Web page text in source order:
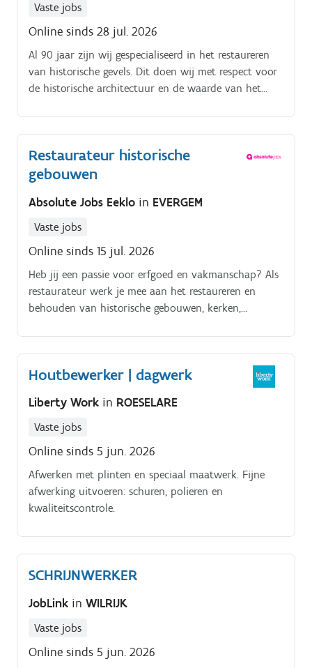
Vaste jobs
Online sinds 28 jul. 2026
Al 90 jaar zijn wij gespecialiseerd in het restaureren
van historische gevels. Dit doen wij met respect voor
de historische architectuur en de waarde van het
liefde voor het vak.
Restaurateur historische
gebouwen
Absolute Jobs Eeklo in EVERGEM
Vaste jobs
Online sinds 15 jul. 2026
Heb jij een passie voor erfgoed en vakmanschap? Als
restaurateur werk je mee aan het restaureren en
behouden van historische gebouwen, kerken,
Houtbewerker | dagwerk
Liberty Work in ROESELARE
Vaste jobs
Online sinds 5 jun. 2026
Afwerken met plinten en speciaal maatwerk. Fijne
afwerking uitvoeren: schuren, polieren en
kwaliteitscontrole.
SCHRIJNWERKER
JobLink in WILRIJK
Vaste jobs
Online sinds 5 jun. 2026